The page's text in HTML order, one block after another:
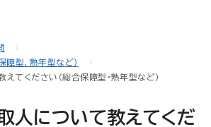
障型、熟年型など）
てください（総合保障型・熟年型など）
人について教えてくだ